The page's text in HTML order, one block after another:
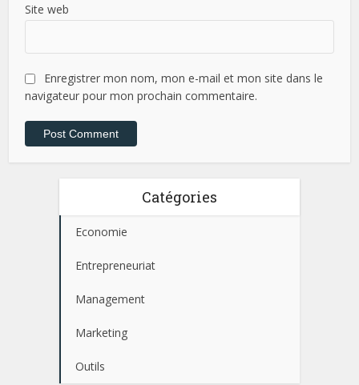
Site web
Enregistrer mon nom, mon e-mail et mon site dans le
navigateur pour mon prochain commentaire.
Catégories
Economie
Entrepreneuriat
Management
Marketing
Outils